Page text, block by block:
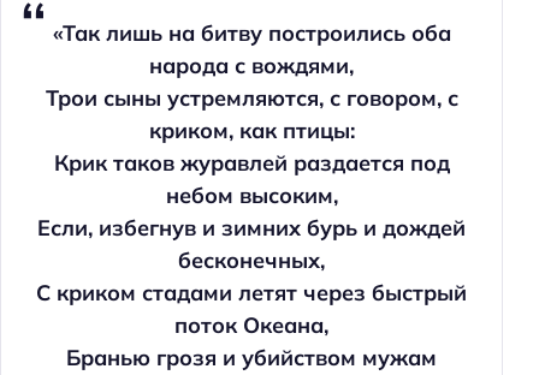
«Так лишь на битву построились оба
народа с вождями,
Трои сыны устремляются, с говором, с
криком, как птицы:
Крик таков журавлей раздается под
небом высоким,
Если, избегнув и зимних бурь и дождей
бесконечных,
С криком стадами летят через быстрый
поток Океана,
Бранью грозя и убийством мужам